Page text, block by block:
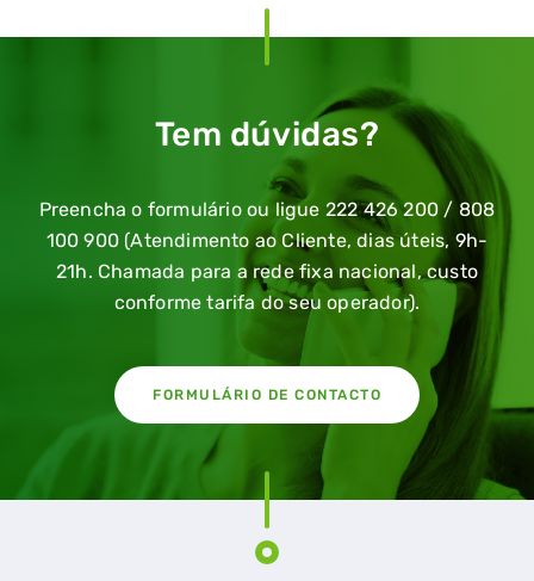
Tem dúvidas?
Preencha o formulário ou ligue 222 426 200 / 808
100 900 (Atendimento ao Cliente, dias úteis, 9h-
21h. Chamada para a rede fixa nacional, custo
conforme tarifa do seu operador).
FORMULÁRIO DE CONTACTO